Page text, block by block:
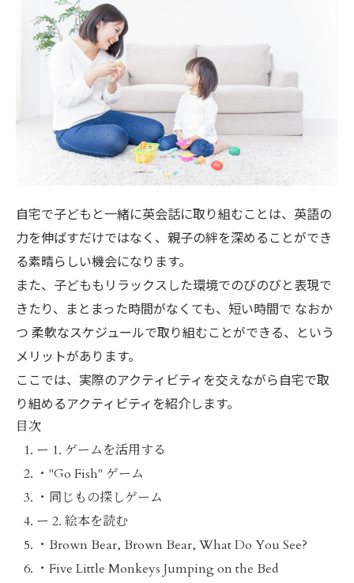
自宅で子どもと一緒に英会話に取り組むことは、英語の
力を伸ばすだけではなく、親子の絆を深めることができ
る素晴らしい機会になります。
また、子どももリラックスした環境でのびのびと表現で
きたり、まとまった時間がなくても、短い時間で なおか
つ 柔軟なスケジュールで取り組むことができる、という
メリットがあります。
ここでは、実際のアクティビティを交えながら自宅で取
り組めるアクティビティを紹介します。
目次
ー 1. ゲームを活用する
・ "Go Fish" ゲーム
・ 同じもの探しゲーム
ー 2. 絵本を読む
・ Brown Bear, Brown Bear, What Do You See?
・ Five Little Monkeys Jumping on the Bed